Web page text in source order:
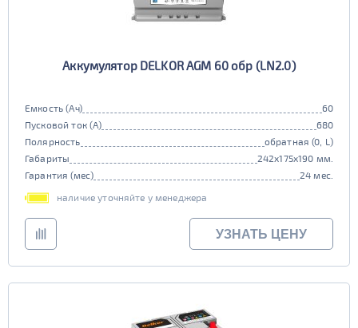
Аккумулятор DELKOR AGM 60 обр (LN2.0)
Емкость (Ач)
60
Пусковой ток (А)
680
Полярность
обратная (0, L)
Габариты
242x175x190 мм.
Гарантия (мес)
24 мес.
наличие уточняйте у менеджера
УЗНАТЬ ЦЕНУ